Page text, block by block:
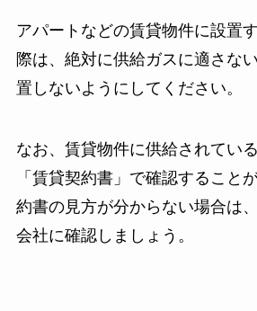
アパートなどの賃貸物件に設置
際は、絶対に供給ガスに適さな
置しないようにしてください。
なお、賃貸物件に供給されてい
「賃貸契約書」で確認すること
約書の見方が分からない場合は
会社に確認しましょう。